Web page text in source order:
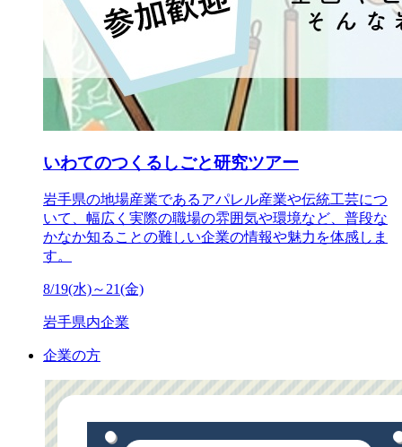
いわてのつくるしごと研究ツアー
岩手県の地場産業であるアパレル産業や伝統工芸につ
いて、幅広く実際の職場の雰囲気や環境など、普段な
かなか知ることの難しい企業の情報や魅力を体感しま
す。
8/19(水)～21(金)
岩手県内企業
企業の方